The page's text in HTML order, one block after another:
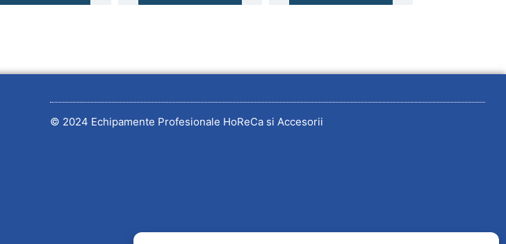
© 2024 Echipamente Profesionale HoReCa si Accesorii